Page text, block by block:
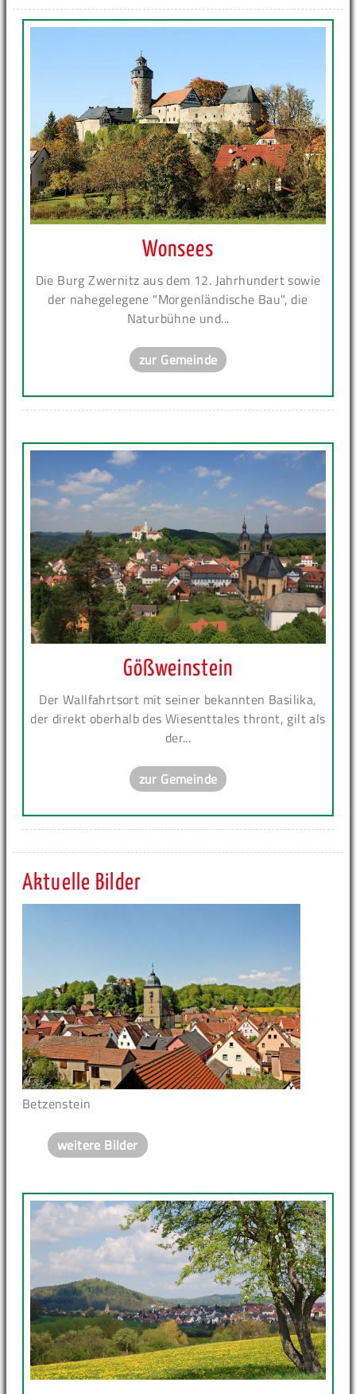
Wonsees
Die Burg Zwernitz aus dem 12. Jahrhundert sowie
der nahegelegene "Morgenländische Bau", die
Naturbühne und...
zur Gemeinde
Gößweinstein
Der Wallfahrtsort mit seiner bekannten Basilika,
der direkt oberhalb des Wiesenttales thront, gilt als
der...
zur Gemeinde
Aktuelle Bilder
Betzenstein
weitere Bilder